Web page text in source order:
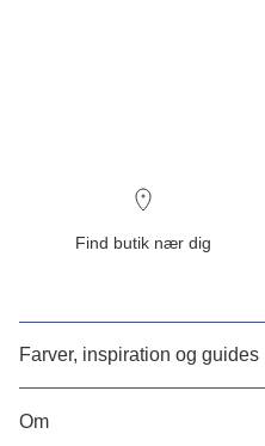
Find butik nær dig
Farver, inspiration og guides
Om